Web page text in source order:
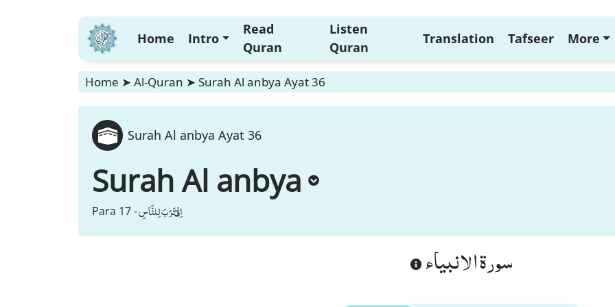
Home Intro
Read
Quran
Listen
Quran
Translation Tafseer More
Home ➤ Al-Quran ➤ Surah Al anbya Ayat 36
Surah Al anbya Ayat 36
Surah Al anbya
Para 17 -اِقْتَرَبَ لِلنَّاسِ
سورة الانبياء